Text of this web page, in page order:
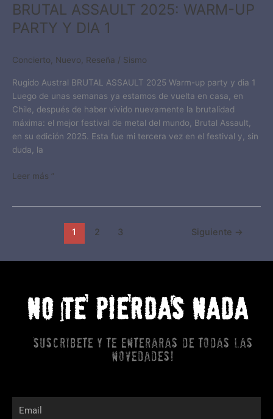
BRUTAL ASSAULT 2025: WARM-UP
PARTY Y DIA 1
Concierto Nuevo Reseña / Sismo
Rugido Austral BRUTAL ASSAULT 2025 Warm-up party y dia 1
Luego de unas semanas ya estamos de vuelta en casa, en
Chile, después de haber vivido nuevamente la brutalidad
máxima: el mejor festival de metal del mundo, Brutal Assault,
en su edición 2025. Esta fue mi tercera vez en el festival y, sin
duda, la
Leer más ”
1 2 3 Siguiente →
NO TE PIERDAS NADA
Suscribete y te enteraras de todas las
novedades!